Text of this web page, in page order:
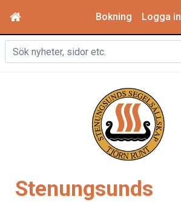
Bokning Logga in
Stenungsunds